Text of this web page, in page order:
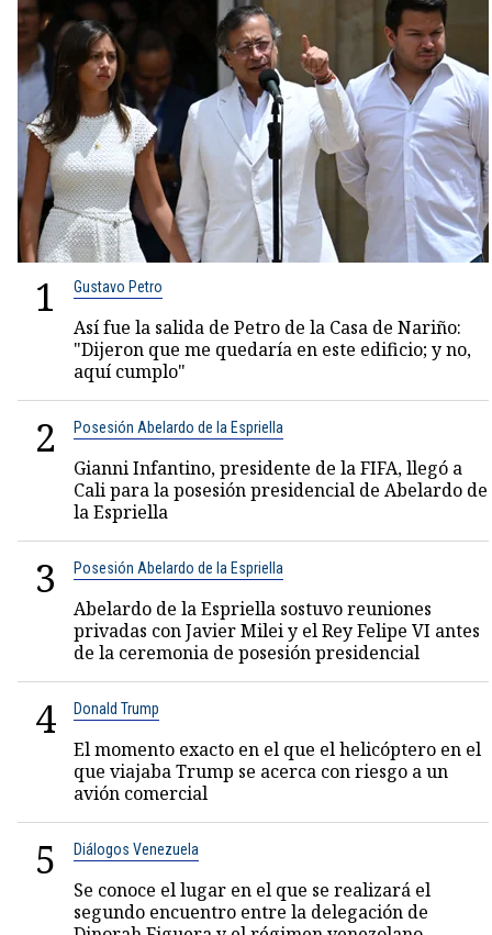
1 Gustavo Petro
Así fue la salida de Petro de la Casa de Nariño:
"Dijeron que me quedaría en este edificio; y no,
aquí cumplo"
2 Posesión Abelardo de la Espriella
Gianni Infantino, presidente de la FIFA, llegó a
Cali para la posesión presidencial de Abelardo de
la Espriella
3 Posesión Abelardo de la Espriella
Abelardo de la Espriella sostuvo reuniones
privadas con Javier Milei y el Rey Felipe VI antes
de la ceremonia de posesión presidencial
4 Donald Trump
El momento exacto en el que el helicóptero en el
que viajaba Trump se acerca con riesgo a un
avión comercial
5 Diálogos Venezuela
Se conoce el lugar en el que se realizará el
segundo encuentro entre la delegación de